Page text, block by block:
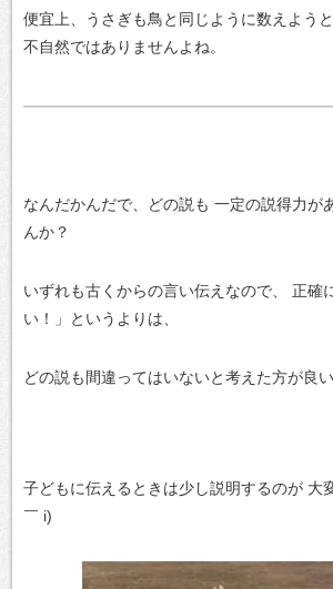
便宜上、うさぎも鳥と同じように数えようと
不自然ではありませんよね。
なんだかんだで、どの説も 一定の説得力が
んか？
いずれも古くからの言い伝えなので、
正確
い！」というよりは、
どの説も間違ってはいないと考えた方が良い
子どもに伝えるときは少し説明するのが 大
￣ i)